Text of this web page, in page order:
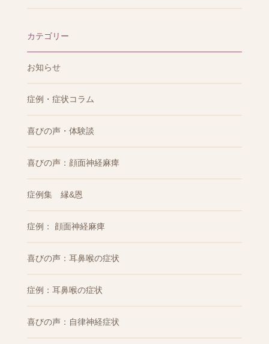
カテゴリー
お知らせ
症例・症状コラム
喜びの声・体験談
喜びの声：顔面神経麻痺
症例集 縁&恩
症例： 顔面神経麻痺
喜びの声：耳鼻喉の症状
症例：耳鼻喉の症状
喜びの声：自律神経症状